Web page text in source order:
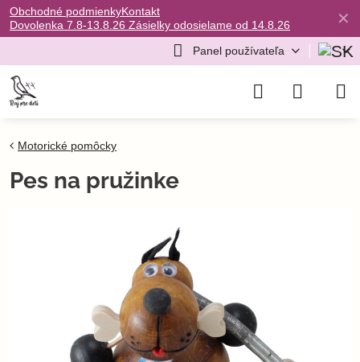
✕
Obchodné podmienkyKontakt
Dovolenka 7.8-13.8.26 Zásielky odosielame od 14.8.26
Panel používateľa
Motorické pomôcky
Pes na pružinke